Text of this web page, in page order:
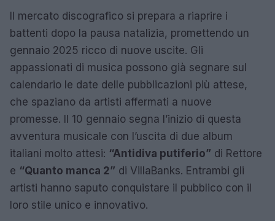
Il mercato discografico si prepara a riaprire i
battenti dopo la pausa natalizia, promettendo un
gennaio 2025 ricco di nuove uscite. Gli
appassionati di musica possono già segnare sul
calendario le date delle pubblicazioni più attese,
che spaziano da artisti affermati a nuove
promesse. Il 10 gennaio segna l’inizio di questa
avventura musicale con l’uscita di due album
italiani molto attesi: “Antidiva putiferio” di Rettore
e “Quanto manca 2” di VillaBanks. Entrambi gli
artisti hanno saputo conquistare il pubblico con il
loro stile unico e innovativo.